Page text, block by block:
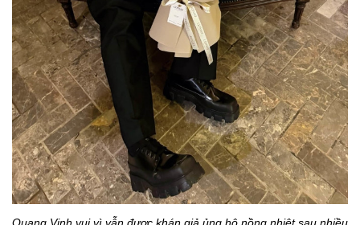
Quang Vinh vui vì vẫn được khán giả ủng hộ nồng nhiệt sau nhiều